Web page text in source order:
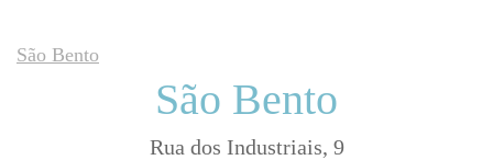
São Bento
São Bento
Rua dos Industriais, 9